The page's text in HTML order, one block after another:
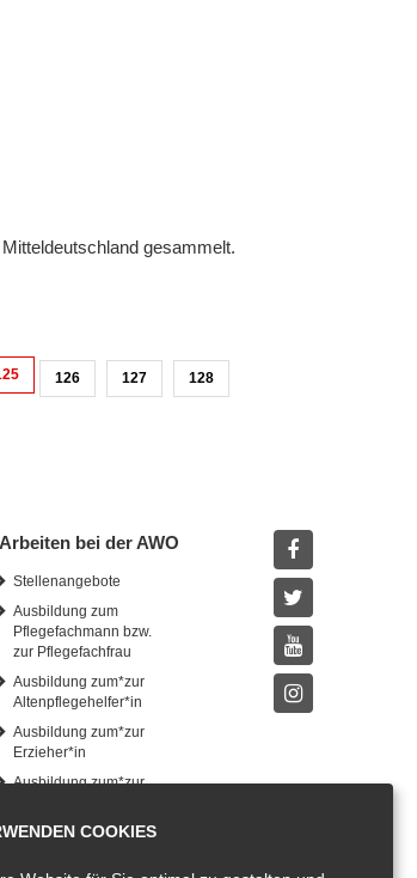
gesammelt.
126 127 128
Arbeiten bei der AWO
Stellenangebote
Ausbildung zum
Pflegefachmann bzw.
zur Pflegefachfrau
Ausbildung zum*zur
Altenpflegehelfer*in
Ausbildung zum*zur
Erzieher*in
Ausbildung zum*zur
Freiwilliges Soziales
Bundesfreiwilligendienst
Facebook
Twitter
Youtube
COOKIES